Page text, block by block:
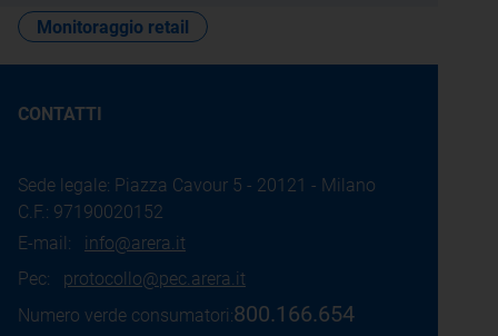
Monitoraggio retail
CONTATTI
Sede legale: Piazza Cavour 5 - 20121 - Milano
C.F.: 97190020152
E-mail: info@arera.it
Pec: protocollo@pec.arera.it
Numero verde consumatori:800.166.654